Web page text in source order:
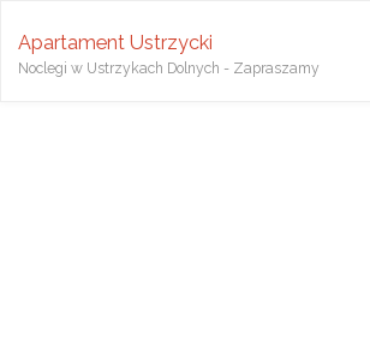
Apartament Ustrzycki
Noclegi w Ustrzykach Dolnych - Zapraszamy